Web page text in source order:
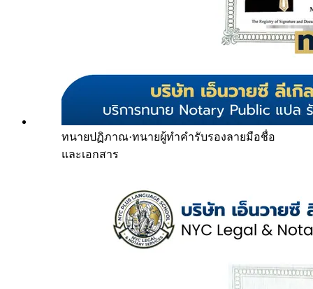
ทนายปฏิภาณ·ทนายผู้ทำคำรับรองลายมือชื่อ
และเอกสาร